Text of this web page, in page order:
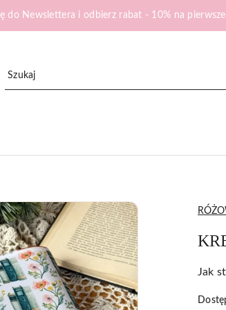
do Newslettera i odbierz rabat - 10% na
Jak